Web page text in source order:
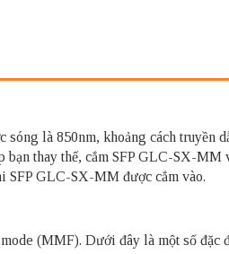
là 850nm, khoảng cách truyền
thay thế, cắm SFP GLC-SX-MM
SFP GLC-SX-MM được cắm vào.
(MMF). Dưới đây là một số đặc